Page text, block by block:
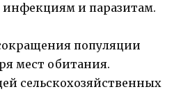
и паразитам.
популяции
мест обитания.
сельскохозяйственных